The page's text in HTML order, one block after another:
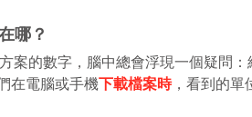
哪？
案的數字，腦中總會浮現一個疑問
在電腦或手機下載檔案時，看到的單